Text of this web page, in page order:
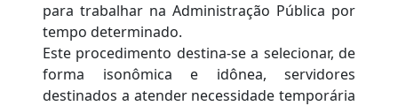
para trabalhar na Administração Pública por
tempo determinado.
Este procedimento destina-se a selecionar, de
forma isonômica e idônea, servidores
destinados a atender necessidade temporária